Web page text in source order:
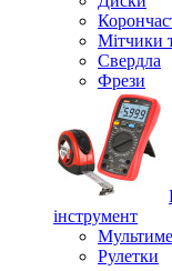
Мітчики
Свердла
Фрези
інструмент
Рулетки